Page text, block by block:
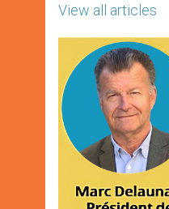
View all articles